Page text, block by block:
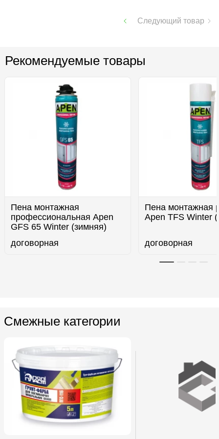
Следующий товар
Рекомендуемые товары
Пена монтажная
профессиональная Apen
GFS 65 Winter (зимняя)
договорная
Пена монтажная
Apen TFS Winter
договорная
Смежные категории